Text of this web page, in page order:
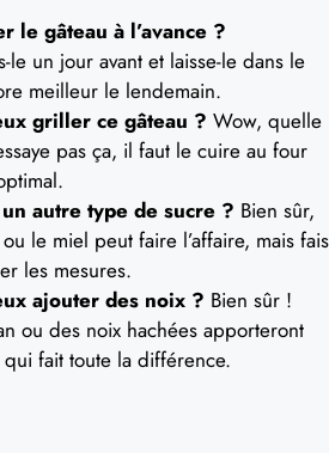
le gâteau à l’avance ?
le un jour avant et laisse-le dans le
meilleur le lendemain.
griller ce gâteau ? Wow, quelle
pas ça, il faut le cuire au four
autre type de sucre ? Bien sûr,
le miel peut faire l’affaire, mais fais
les mesures.
ajouter des noix ? Bien sûr !
ou des noix hachées apporteront
fait toute la différence.